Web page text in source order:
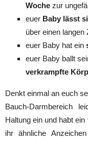
Woche zur
euer Baby lässt
über einen
euer Baby hat ein
euer Baby ballt
verkrampfte
Denkt einmal an euch
Bauch-Darmbereich
Haltung ein und habt
ihr ähnliche